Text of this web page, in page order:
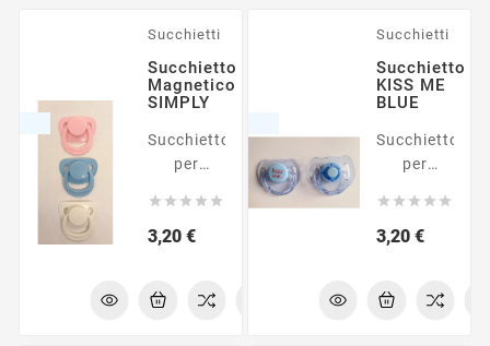
Succhietti
Succhietto
Magnetico
SIMPLY
Succhietto
per
reborn
    
3,20 €Prezzo
Succhietti
Succhietto
KISS ME
BLUE
Succhietto
per
reborn
    
3,20 €Prezzo